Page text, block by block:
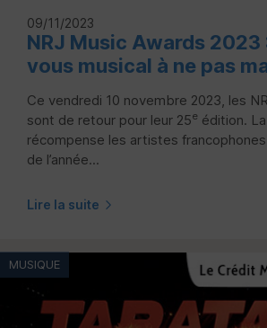
09/11/2023
NRJ Music Awards 2023
vous musical à ne pas
Ce vendredi 10 novembre 2023, les
sont de retour pour leur 25e édition.
récompense les artistes
de l’année...
Lire la suite
MUSIQUE